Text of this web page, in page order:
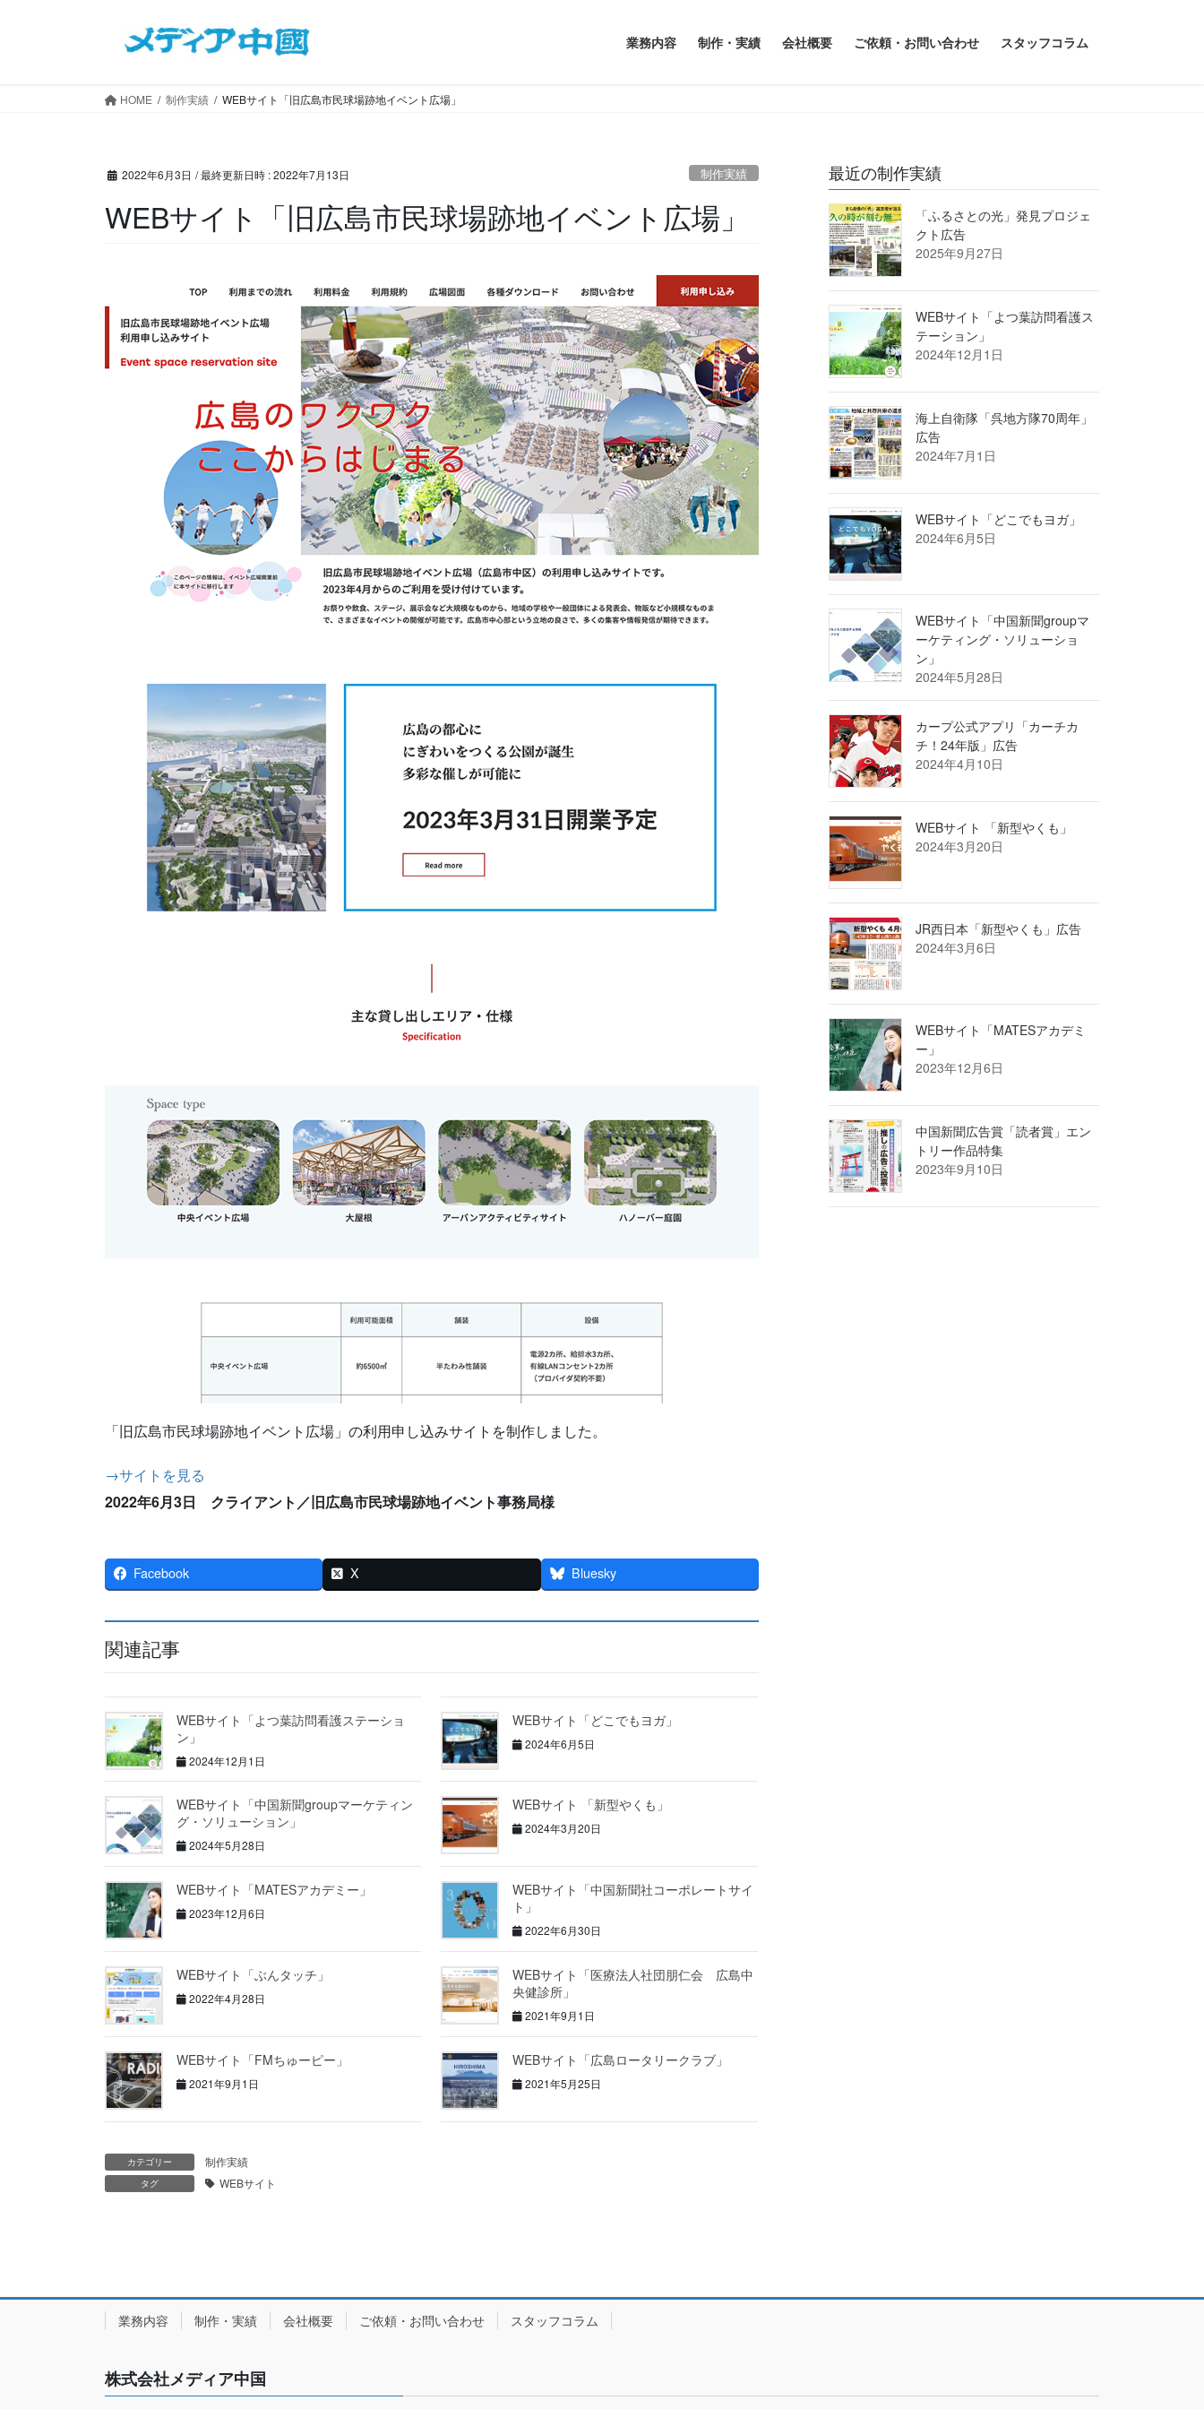
業務内容 制作・実績 会社概要 ご依頼・お問い合わせ スタッフコラム
HOME 制作実績 WEBサイト「旧広島市民球場跡地イベント広場」
2022年6月3日 / 最終更新日時 :2022年7月13日 制作実績
WEBサイト「旧広島市民球場跡地イベント広場」
「旧広島市民球場跡地イベント広場」の利用申し込みサイトを制作しました。
→サイトを見る
2022年6月3日
クライアント／旧広島市民球場跡地イベント事務局様
Facebook X Bluesky
関連記事
WEBサイト「よつ葉訪問看護ステーショ
ン」
2024年12月1日
WEBサイト「どこでもヨガ」
2024年6月5日
WEBサイト「中国新聞groupマーケティン
グ・ソリューション」
2024年5月28日
WEBサイト 「新型やくも」
2024年3月20日
WEBサイト「MATESアカデミー」
2023年12月6日
WEBサイト「中国新聞社コーポレートサイ
ト」
2022年6月30日
WEBサイト「ぶんタッチ」
2022年4月28日
WEBサイト「医療法人社団朋仁会 広島中
央健診所」
2021年9月1日
WEBサイト「FMちゅーピー」
2021年9月1日
WEBサイト「広島ロータリークラブ」
2021年5月25日
カテゴリー 制作実績
タグ WEBサイト
最近の制作実績
「ふるさとの光」発見プロジェ
クト広告
2025年9月27日
WEBサイト「よつ葉訪問看護ス
テーション」
2024年12月1日
海上自衛隊「呉地方隊70周年」
広告
2024年7月1日
WEBサイト「どこでもヨガ」
2024年6月5日
WEBサイト「中国新聞groupマ
ーケティング・ソリューショ
ン」
2024年5月28日
カープ公式アプリ「カーチカ
チ！24年版」広告
2024年4月10日
WEBサイト 「新型やくも」
2024年3月20日
JR西日本「新型やくも」広告
2024年3月6日
WEBサイト「MATESアカデミ
ー」
2023年12月6日
中国新聞広告賞「読者賞」エン
トリー作品特集
2023年9月10日
業務内容 制作・実績 会社概要 ご依頼・お問い合わせ スタッフコラム
株式会社メディア中国